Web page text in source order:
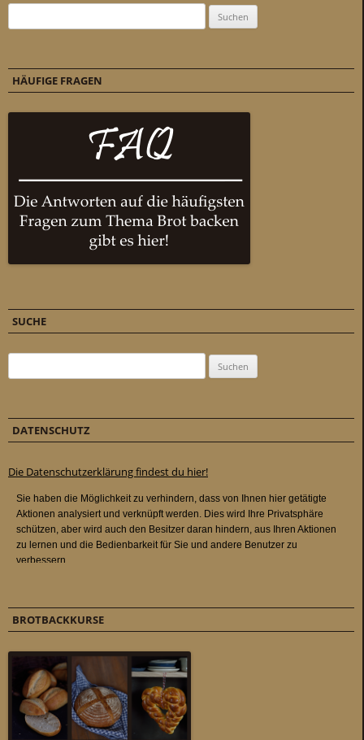
HÄUFIGE FRAGEN
SUCHE
DATENSCHUTZ
Die Datenschutzerklärung findest du hier!
BROTBACKKURSE